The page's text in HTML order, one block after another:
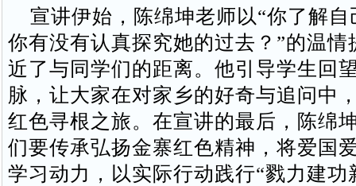
宣讲伊始，陈绵坤老师以“你了解自
你有没有认真探究她的过去？”的温情
近了与同学们的距离。他引导学生回
脉，让大家在对家乡的好奇与追问中
红色寻根之旅。在宣讲的最后，陈绵
们要传承弘扬金寨红色精神，将爱国
学习动力，以实际行动践行“戮力建功